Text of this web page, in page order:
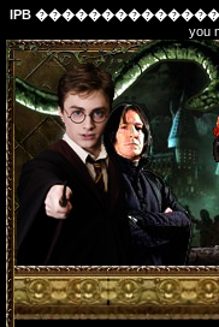
IPB ��������������
you